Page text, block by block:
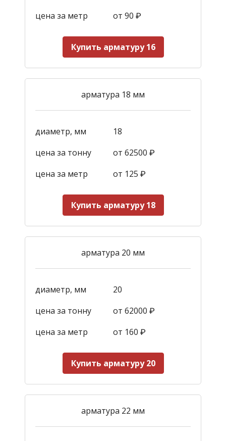
цена за метр от 90 ₽
Купить арматуру 16
арматура 18 мм
диаметр, мм
18
цена за тонну
от 62500 ₽
цена за метр
от 125 ₽
Купить арматуру 18
арматура 20 мм
диаметр, мм
20
цена за тонну
от 62000 ₽
цена за метр
от 160 ₽
Купить арматуру 20
арматура 22 мм